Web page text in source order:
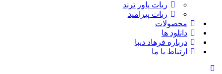
ربات پاور ترند
ربات پیرامید
محصولات
دانلود ها
درباره فرهاد دیبا
ارتباط با ما